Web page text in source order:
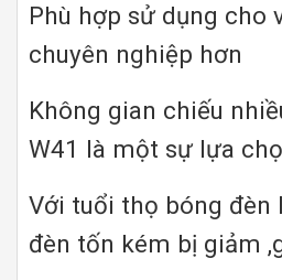
Phù hợp sử dụng cho
chuyên nghiệp hơn
Không gian chiếu
W41 là một sự lựa
Với tuổi thọ bóng đèn
đèn tốn kém bị giảm